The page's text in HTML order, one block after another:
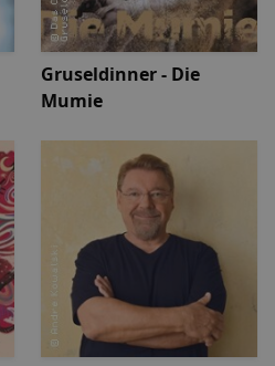
Gruseldinner - Die
Mumie